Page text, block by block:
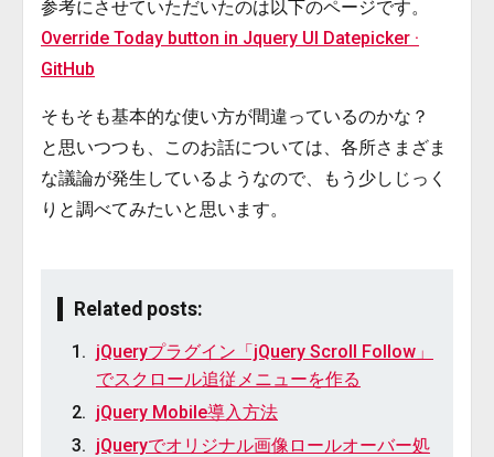
参考にさせていただいたのは以下のページです。
Override Today button in Jquery UI Datepicker ·
GitHub
そもそも基本的な使い方が間違っているのかな？
と思いつつも、このお話については、各所さまざま
な議論が発生しているようなので、もう少しじっく
りと調べてみたいと思います。
Related posts:
jQueryプラグイン「jQuery Scroll Follow」
でスクロール追従メニューを作る
jQuery Mobile導入方法
jQueryでオリジナル画像ロールオーバー処